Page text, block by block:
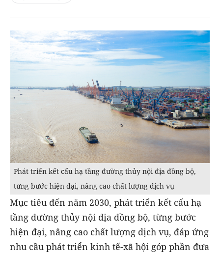
Phát triển kết cấu hạ tầng đường thủy nội địa đồng bộ,
từng bước hiện đại, nâng cao chất lượng dịch vụ
Mục tiêu đến năm 2030, phát triển kết cấu hạ
tầng đường thủy nội địa đồng bộ, từng bước
hiện đại, nâng cao chất lượng dịch vụ, đáp ứng
nhu cầu phát triển kinh tế-xã hội góp phần đưa